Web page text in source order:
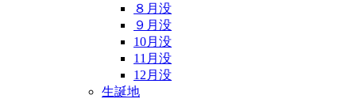
８月没
９月没
10月没
11月没
12月没
生誕地